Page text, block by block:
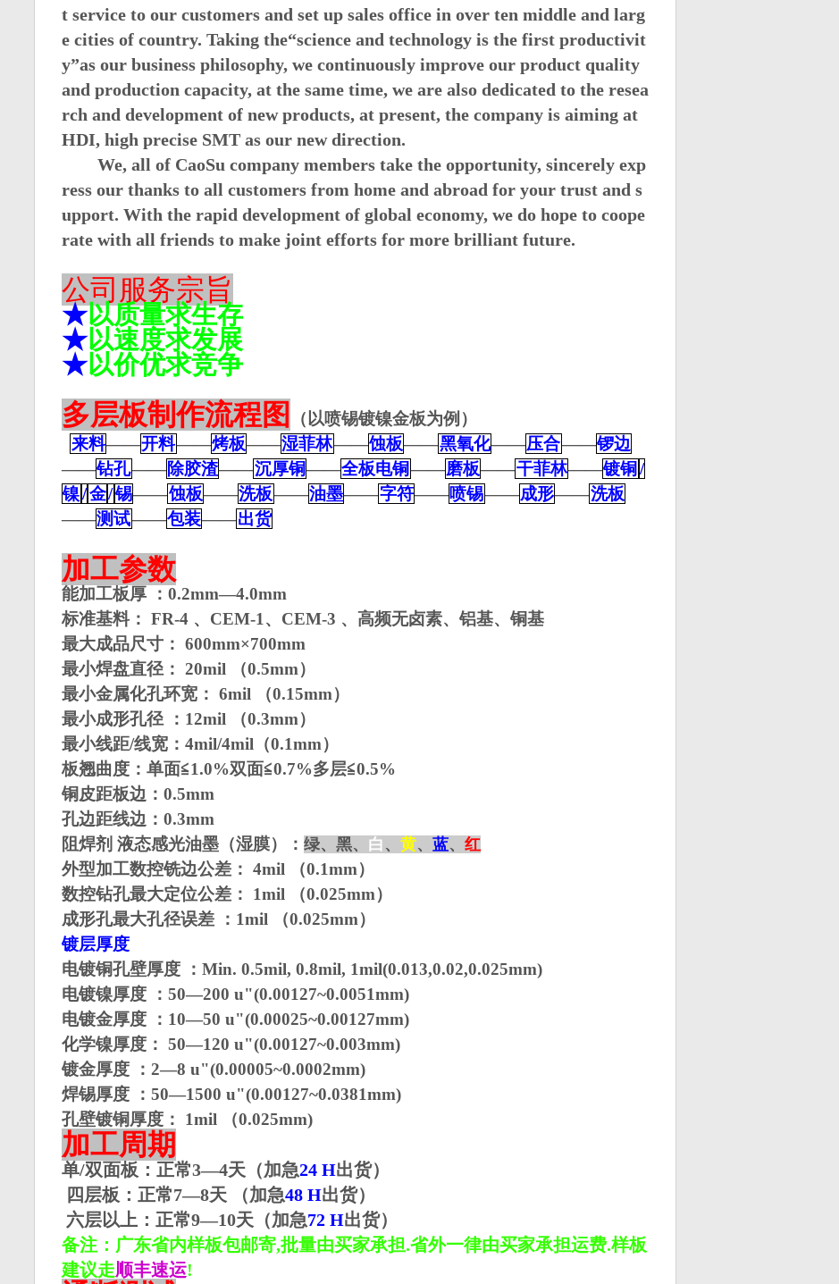
t service to our customers and set up sales office in over ten middle and larg
e cities of country. Taking the“science and technology is the first productivit
y”as our business philosophy, we continuously improve our product quality
and production capacity, at the same time, we are also dedicated to the resea
rch and development of new products, at present, the company is aiming at
HDI, high precise SMT as our new direction.
We, all of CaoSu company members take the opportunity, sincerely exp
ress our thanks to all customers from home and abroad for your trust and s
upport. With the rapid development of global economy, we do hope to coope
rate with all friends to make joint efforts for more brilliant future.
公司服务宗旨
★以质量求生存
★以速度求发展
★以价优求竞争
多层板制作流程图
（以喷锡镀镍金板为例）
来料——开料——烤板——湿菲林——蚀板——黑氧化——压合——锣边
——钻孔—— 除胶渣——沉厚铜——全板电铜——磨板——干菲林——镀铜 /
镍/金/锡——蚀板——洗板——油墨——字符——喷锡——成形——洗板
——测试——包装——出货
加工参数
能加工板厚 ： 0.2mm—4.0mm
标准基料： FR-4 、 CEM-1 、 CEM-3 、高频无卤素、铝基、铜基
最大成品尺寸： 600mm×700mm
最小焊盘直径： 20mil （0.5mm）
最小金属化孔环宽： 6mil （0.15mm）
最小成形孔径
： 12mil （0.3mm）
最小线距/线宽： 4mil/4mil （0.1mm）
板翘曲度：单面≦1.0%双面≦0.7%多层≦0.5%
铜皮距板边： 0.5mm
孔边距线边： 0.3mm
阻焊剂 液态感光油墨（湿膜）： 绿、黑、 白 、 黄、 蓝、 红
外型加工数控铣边公差： 4mil （0.1mm）
数控钻孔最大定位公差：
1mil （0.025mm）
成形孔最大孔径误差
： 1mil （0.025mm）
镀层厚度
电镀铜孔壁厚度
： Min. 0.5mil, 0.8mil, 1mil(0.013,0.02,0.025mm)
电镀镍厚度
： 50—200 u"(0.00127~0.0051mm)
电镀金厚度
： 10—50 u"(0.00025~0.00127mm)
化学镍厚度： 50—120 u"(0.00127~0.003mm)
镀金厚度
： 2—8 u"(0.00005~0.0002mm)
焊锡厚度
： 50—1500 u"(0.00127~0.0381mm)
孔壁镀铜厚度：
1mil （0.025mm)
加工周期
单/双面板：正常3—4天（加急24 H出货）
四 层板：正常7—8天 （加急48 H出货）
六层以上：正常9—10天（加急72 H出货）
备注：广东省内样板包邮寄,批量由买家承担.省外一律由买家承担运费.样板
建议走顺丰速运!